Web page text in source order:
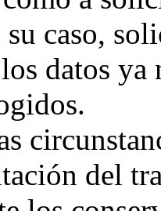
caso,
datos ya
del